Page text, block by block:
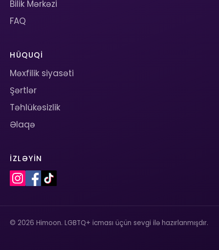
Bilik Mərkəzi
FAQ
HÜQUQI
Məxfilik siyasəti
Şərtlər
Təhlükəsizlik
Əlaqə
İZLƏYIN
© 2026 Himoon. LGBTQ+ icması üçün sevgi ilə hazırlanmışdır.